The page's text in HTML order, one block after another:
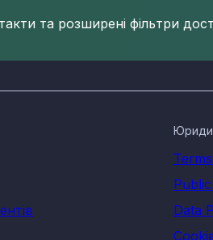
та розширені фільтри
Data